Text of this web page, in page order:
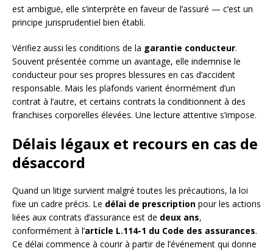
est ambiguë, elle s’interprète en faveur de l’assuré — c’est un
principe jurisprudentiel bien établi.
Vérifiez aussi les conditions de la garantie conducteur.
Souvent présentée comme un avantage, elle indemnise le
conducteur pour ses propres blessures en cas d’accident
responsable. Mais les plafonds varient énormément d’un
contrat à l’autre, et certains contrats la conditionnent à des
franchises corporelles élevées. Une lecture attentive s’impose.
Délais légaux et recours en cas de
désaccord
Quand un litige survient malgré toutes les précautions, la loi
fixe un cadre précis. Le délai de prescription pour les actions
liées aux contrats d’assurance est de deux ans,
conformément à l’article L.114-1 du Code des assurances.
Ce délai commence à courir à partir de l’événement qui donne